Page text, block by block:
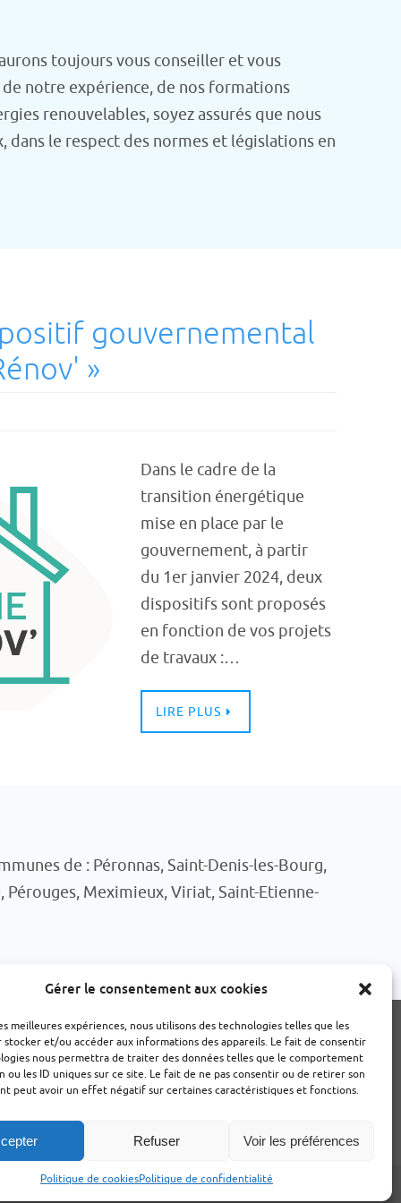
Gérer le consentement aux cookies
meilleures expériences, nous utilisons des technologies telles que les
stocker et/ou accéder aux informations des appareils. Le fait de consentir
nous permettra de traiter des données telles que le comportement
ou les ID uniques sur ce site. Le fait de ne pas consentir ou de retirer son
peut avoir un effet négatif sur certaines caractéristiques et fonctions.
Refuser Voir les préférences
Politique de cookiesPolitique de confidentialité
toujours vous conseiller et vous
notre expérience, de nos formations
renouvelables, soyez assurés que nous
le respect des normes et législations en
gouvernemental
»
Dans le cadre de la
transition énergétique
mise en place par le
gouvernement, à partir
du 1er janvier 2024, deux
dispositifs sont proposés
en fonction de vos projets
de travaux :…
LIRE PLUS
de : Péronnas, Saint-Denis-les-Bourg,
Meximieux, Viriat, Saint-Etienne-
(UE)
mains